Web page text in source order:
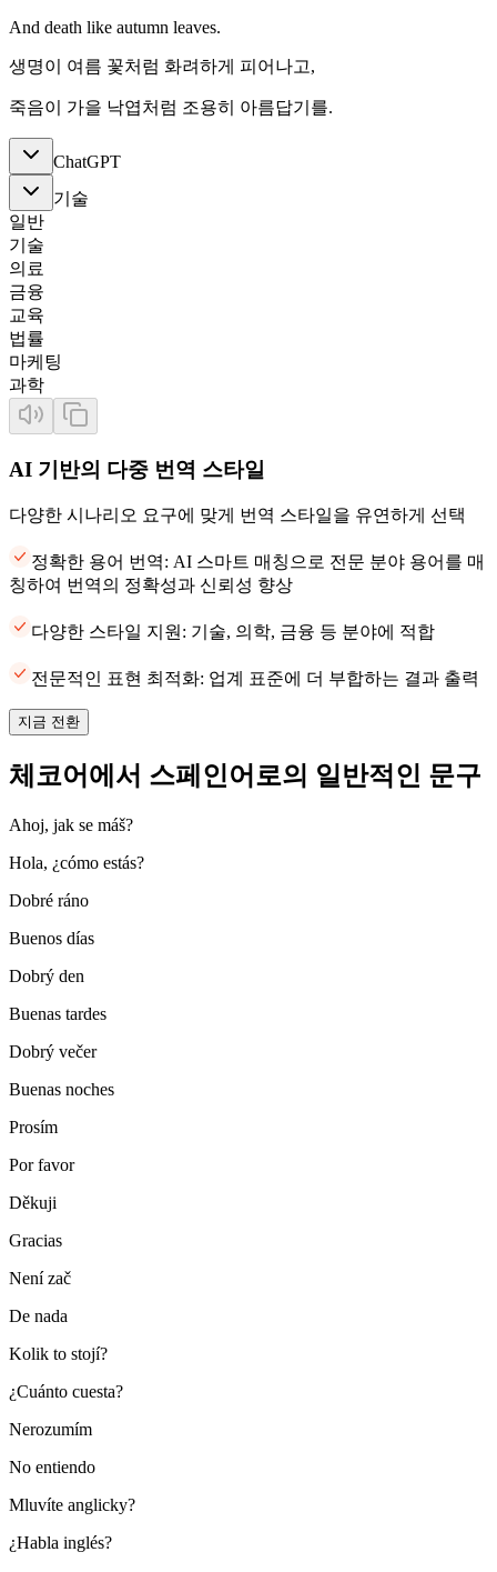
And death like autumn leaves.
생명이 여름 꽃처럼 화려하게 피어나고,
죽음이 가을 낙엽처럼 조용히 아름답기를.
ChatGPT
기술
일반
기술
의료
금융
교육
법률
마케팅
과학
AI 기반의 다중 번역 스타일
다양한 시나리오 요구에 맞게 번역 스타일을 유연하게 선택
정확한 용어 번역: AI 스마트 매칭으로 전문 분야 용어를 매
칭하여 번역의 정확성과 신뢰성 향상
다양한 스타일 지원: 기술, 의학, 금융 등 분야에 적합
전문적인 표현 최적화: 업계 표준에 더 부합하는 결과 출력
지금 전환
체코어에서 스페인어로의 일반적인 문구
Ahoj, jak se máš?
Hola, ¿cómo estás?
Dobré ráno
Buenos días
Dobrý den
Buenas tardes
Dobrý večer
Buenas noches
Prosím
Por favor
Děkuji
Gracias
Není zač
De nada
Kolik to stojí?
¿Cuánto cuesta?
Nerozumím
No entiendo
Mluvíte anglicky?
¿Habla inglés?